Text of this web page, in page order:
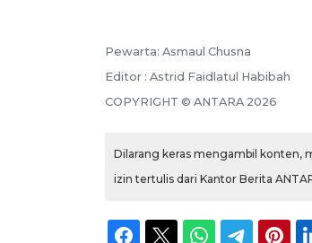
Pewarta: Asmaul Chusna
Editor : Astrid Faidlatul Habibah
COPYRIGHT © ANTARA 2026
Dilarang keras mengambil konten,
izin tertulis dari Kantor Berita